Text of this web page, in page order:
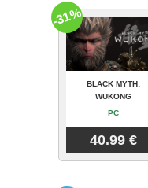
BLACK MYTH:
WUKONG
PC
40.99 €
-31%